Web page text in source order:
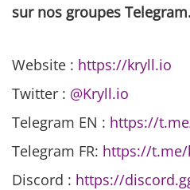
sur nos groupes
Website : https://kryll.io
Twitter : @Kryll.io
Telegram EN : https://
Telegram FR: https://t.me/
Discord : https://